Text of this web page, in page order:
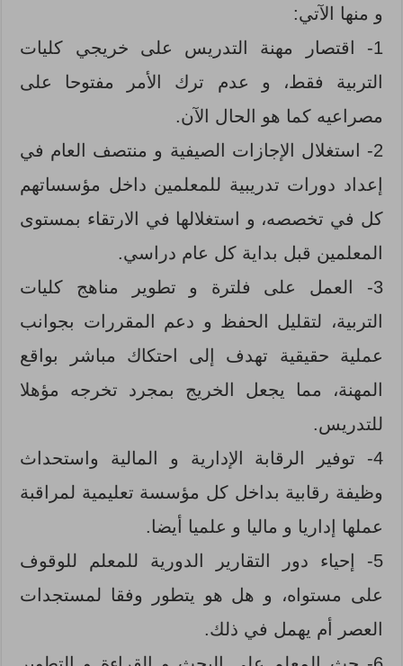
و منها الآتي:
1- اقتصار مهنة التدريس على خريجي كليات
التربية فقط، و عدم ترك الأمر مفتوحا على
مصراعيه كما هو الحال الآن.
2- استغلال الإجازات الصيفية و منتصف العام في
إعداد دورات تدريبية للمعلمين داخل مؤسساتهم
كل في تخصصه، و استغلالها في الارتقاء بمستوى
المعلمين قبل بداية كل عام دراسي.
3- العمل على فلترة و تطوير مناهج كليات
التربية، لتقليل الحفظ و دعم المقررات بجوانب
عملية حقيقية تهدف إلى احتكاك مباشر بواقع
المهنة، مما يجعل الخريج بمجرد تخرجه مؤهلا
للتدريس.
4- توفير الرقابة الإدارية و المالية واستحداث
وظيفة رقابية بداخل كل مؤسسة تعليمية لمراقبة
عملها إداريا و ماليا و علميا أيضا.
5- إحياء دور التقارير الدورية للمعلم للوقوف
على مستواه، و هل هو يتطور وفقا لمستجدات
العصر أم يهمل في ذلك.